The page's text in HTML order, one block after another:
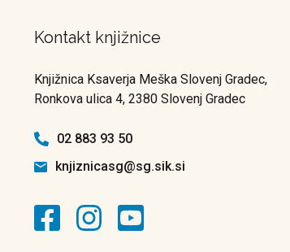
Kontakt knjižnice
Knjižnica Ksaverja Meška Slovenj Gradec,
Ronkova ulica 4, 2380 Slovenj Gradec
02 883 93 50
knjiznicasg@sg.sik.si